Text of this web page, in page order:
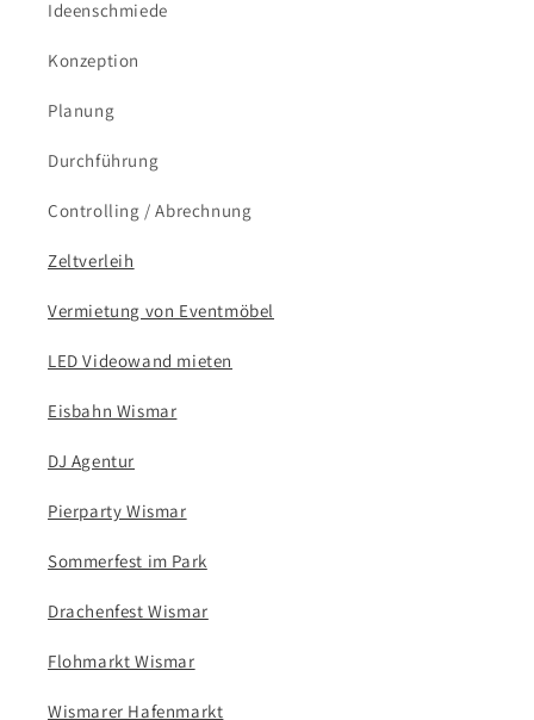
Ideenschmiede
Konzeption
Planung
Durchführung
Controlling / Abrechnung
Zeltverleih
Vermietung von Eventmöbel
LED Videowand mieten
Eisbahn Wismar
DJ Agentur
Pierparty Wismar
Sommerfest im Park
Drachenfest Wismar
Flohmarkt Wismar​​​​​​
Wismarer Hafenmarkt